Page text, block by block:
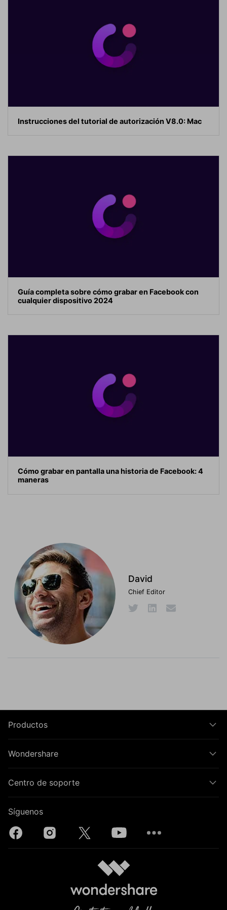
Instrucciones del tutorial de autorización V8.0: Mac
Guía completa sobre cómo grabar en Facebook con
cualquier dispositivo 2024
Cómo grabar en pantalla una historia de Facebook: 4
maneras
David
Chief Editor
Productos
Wondershare
Centro de soporte
Síguenos